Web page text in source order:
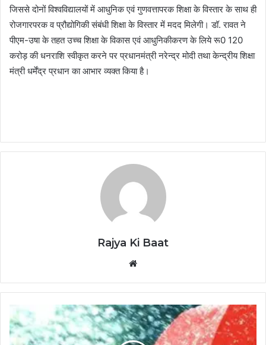
जिससे दोनों विश्वविद्यालयों में आधुनिक एवं गुणवत्तापरक शिक्षा के विस्तार के साथ ही
रोजगारपरक व प्रौद्योगिकी संबंधी शिक्षा के विस्तार में मदद मिलेगी। डॉ. रावत ने
पीएम-उषा के तहत उच्च शिक्षा के विकास एवं आधुनिकीकरण के लिये रू0 120
करोड़ की धनराशि स्वीकृत करने पर प्रधानमंत्री नरेन्द्र मोदी तथा केन्द्रीय शिक्षा
मंत्री धर्मेंद्र प्रधान का आभार व्यक्त किया है।
Rajya Ki Baat